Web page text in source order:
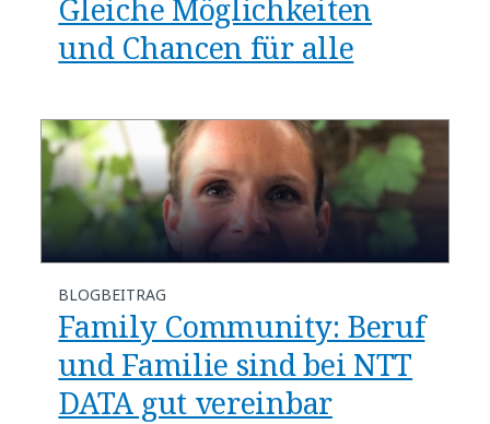
Gleiche Möglichkeiten
und Chancen für alle
BLOGBEITRAG
Family Community: Beruf
und Familie sind bei NTT
DATA gut vereinbar